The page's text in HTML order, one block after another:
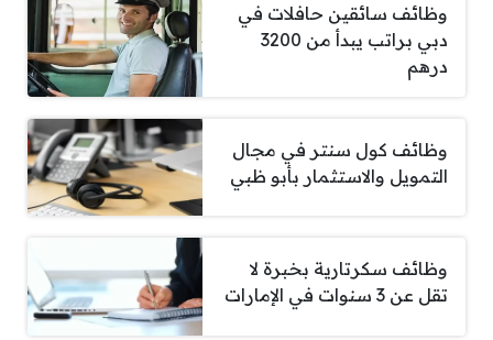
وظائف سائقين حافلات في
دبي براتب يبدأ من 3200
درهم
وظائف كول سنتر في مجال
التمويل والاستثمار بأبو ظبي
وظائف سكرتارية بخبرة لا
تقل عن 3 سنوات في الإمارات